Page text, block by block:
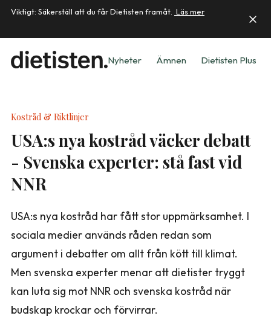
Viktigt: Säkerställ att du får Dietisten framåt. Läs mer
Nyheter Ämnen Dietisten Plus
Kostråd & Riktlinjer
USA:s nya kostråd väcker debatt
- Svenska experter: stå fast vid
NNR
USA:s nya kostråd har fått stor uppmärksamhet. I
sociala medier används råden redan som
argument i debatter om allt från kött till klimat.
Men svenska experter menar att dietister tryggt
kan luta sig mot NNR och svenska kostråd när
budskap krockar och förvirrar.